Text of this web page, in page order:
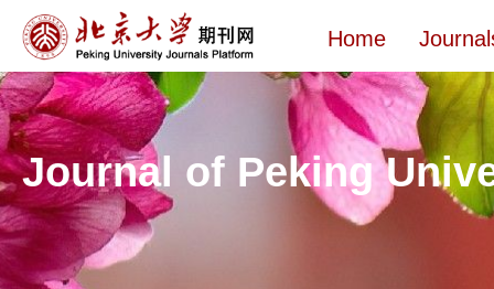
Home
Journal of Peking